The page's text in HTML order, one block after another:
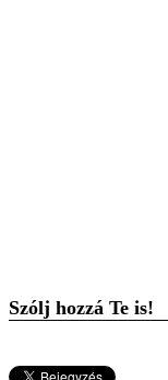
Szólj hozzá Te is!